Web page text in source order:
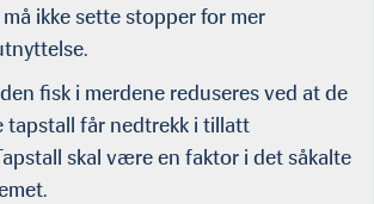
ikke sette stopper for mer
fisk i merdene reduseres ved at de
tapstall får nedtrekk i tillatt
skal være en faktor i det såkalte